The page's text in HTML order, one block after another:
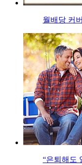
월배당 커
“은퇴해도